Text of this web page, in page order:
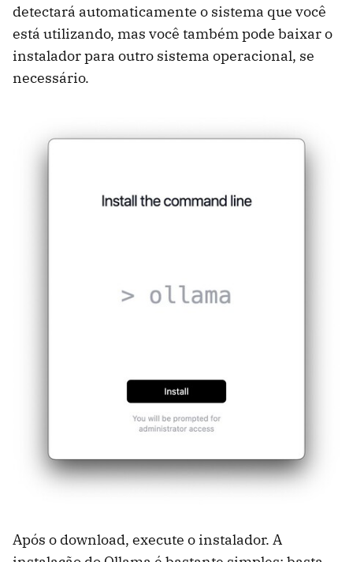
detectará automaticamente o sistema que você
está utilizando, mas você também pode baixar o
instalador para outro sistema operacional, se
necessário.
Após o download, execute o instalador. A